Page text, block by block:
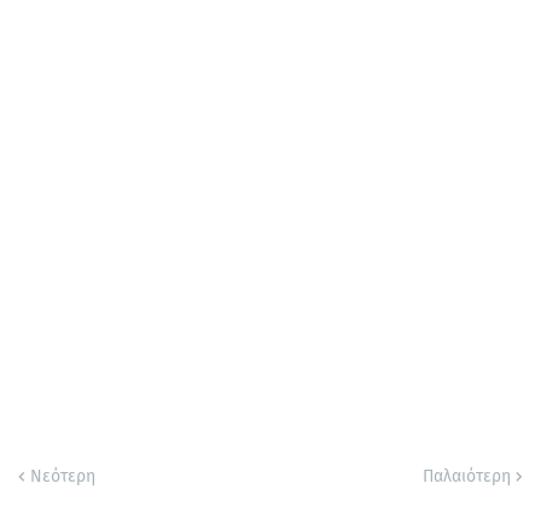
Νεότερη Παλαιότερη